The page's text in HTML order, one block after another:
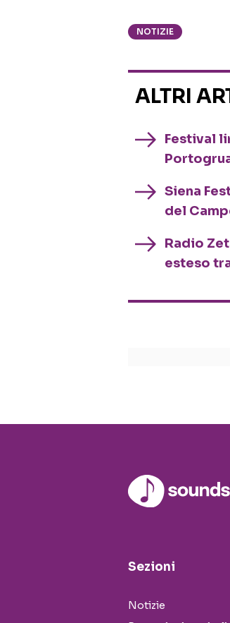
NOTIZIE
ALTRI
Festival
Siena
del
Radio
esteso
Sezioni
Notizie